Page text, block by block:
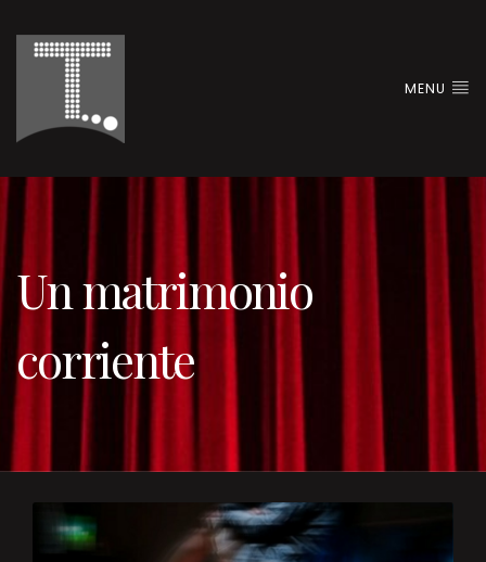
MENU
Un matrimonio
corriente